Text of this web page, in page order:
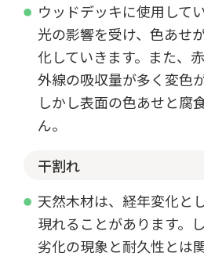
ウッドデッキに使用して
光の影響を受け、色あせ
化していきます。また、
外線の吸収量が多く変色
しかし表面の色あせと腐
ん。
干割れ
天然木材は、経年変化と
現れることがあります。
劣化の現象と耐久性とは